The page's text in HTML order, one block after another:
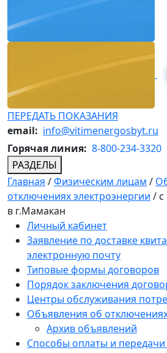
ПЕРЕДАТЬ ПОКАЗАНИЯ
email: info@vitimenergosbyt.ru
Горячая линия: 8-800-234-3320
РАЗДЕЛЫ
Главная /Физическим лицам /
отключениях электроэнергии /
в г.Мамакан
Личный кабинет
Заявление по доставке
электронную почту
Типовые формы договоров
Порядок заключения
Центры обслуживания
Объявления об
Архив объявлений
Способы оплаты и передачи